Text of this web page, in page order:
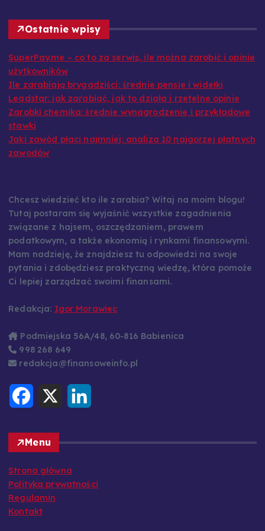
Ostatnie wpisy
SuperPay.me – co to za serwis, ile można zarobić i opinie
użytkowników
Ile zarabiają brygadziści: średnie pensje i widełki
Leadstar: jak zarabiać, jak to działa i rzetelne opinie
Zarobki chemika: średnie wynagrodzenie i przykładowe
stawki
Jaki zawód płaci najmniej: analiza 10 najgorzej płatnych
zawodów
Chcesz wiedzieć kto ile zarabia? Witaj na moim blogu!
Tutaj postaram się wyjaśnić wszystkie zagadnienia
związane z hajsem, oszczędzaniem, prawem
podatkowym, a także ekonomią i rynkami finansowymi.
Mam nadzieję, że znajdziesz tu odpowiedzi na swoje
pytania i zdobędziesz praktyczną wiedzę, która pomoże
Ci lepiej zarządzać swoimi finansami.
Redakcja: Igor Morawiec
Podmiejska 56A/48, 60-816 Babienica
998 268 649
redakcja@finansoweinfo.pl
o
o
k
X
I
Menu
Strona główna
Polityka prywatności
Regulamin
Kontakt